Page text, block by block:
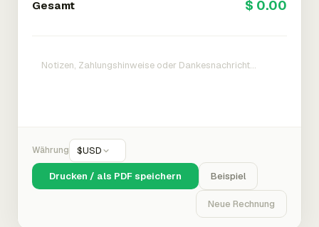
Gesamt $ 0.00
Währung $USD
Drucken / als PDF speichern Beispiel
Neue Rechnung